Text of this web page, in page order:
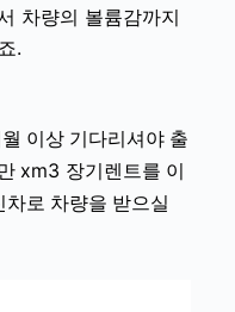
차량의 볼륨감까지
.
이상 기다리셔야 출
xm3 장기렌트를 이
로 차량을 받으실